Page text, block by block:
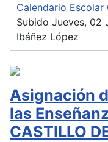
Calendario
Subido Jueves, 02
Ibáñez López
Asignación
las
CASTILLO